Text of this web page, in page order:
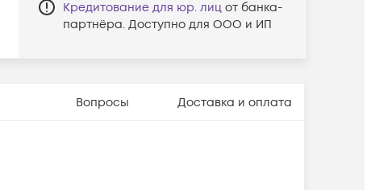
Кредитование для юр. лиц от банка-
партнёра. Доступно для ООО и ИП
Вопросы Доставка и оплата